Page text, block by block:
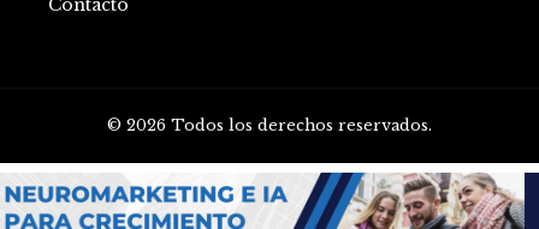
Contacto
© 2026 Todos los derechos reservados.